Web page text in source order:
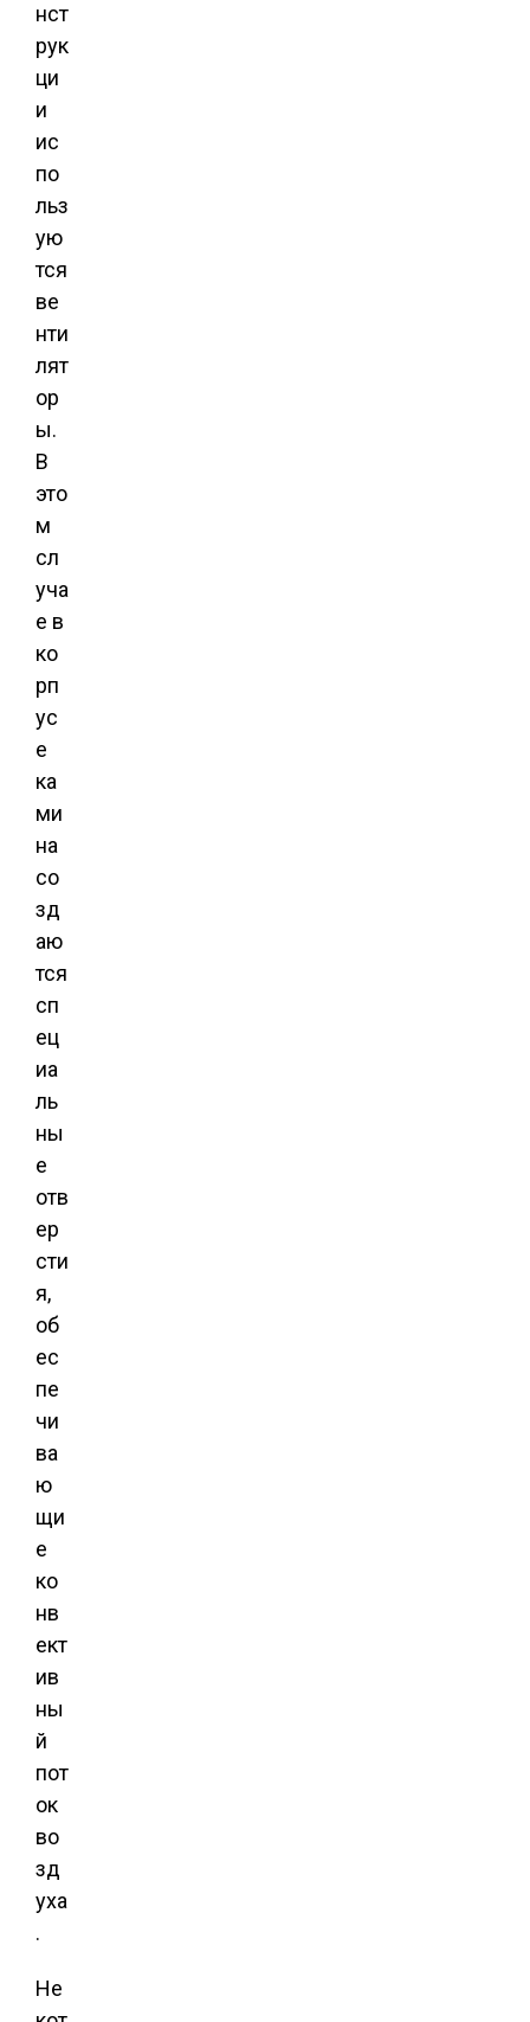
нст
рук
ци
и
ис
по
льз
ую
тся
ве
нти
лят
ор
ы.
В
это
м
сл
уча
е в
ко
рп
ус
е
ка
ми
на
со
зд
аю
тся
сп
ец
иа
ль
ны
е
отв
ер
сти
я,
об
ес
пе
чи
ва
ю
щи
е
ко
нв
ект
ив
ны
й
пот
ок
во
зд
уха
.
Не